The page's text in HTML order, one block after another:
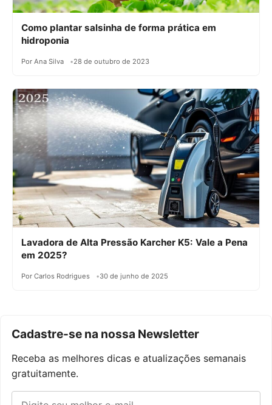
Como plantar salsinha de forma prática em
hidroponia
Por Ana Silva 28 de outubro de 2023
Lavadora de Alta Pressão Karcher K5: Vale a Pena
em 2025?
Por Carlos Rodrigues 30 de junho de 2025
Cadastre-se na nossa Newsletter
Receba as melhores dicas e atualizações semanais
gratuitamente.